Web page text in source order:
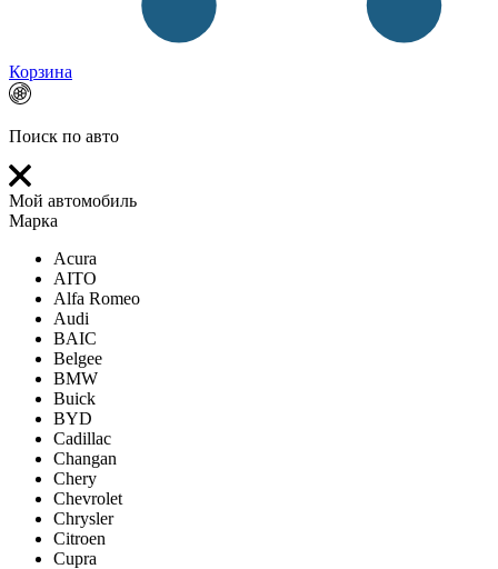
Корзина
Поиск по авто
Мой автомобиль
Марка
Acura
AITO
Alfa Romeo
Audi
BAIC
Belgee
BMW
Buick
BYD
Cadillac
Changan
Chery
Chevrolet
Chrysler
Citroen
Cupra